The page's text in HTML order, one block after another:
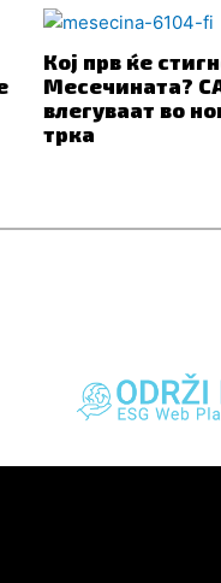
Кој прв ќе
Месечината?
влегуваат во
трка